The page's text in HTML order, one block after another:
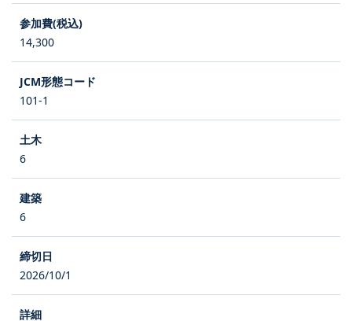
14,300
101-1
6
6
2026/10/1